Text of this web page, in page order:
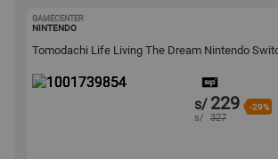
GAMECENTER
NINTENDO
Tomodachi Life Living The Dream Nintendo
s/ 229 -29%
s/ 327